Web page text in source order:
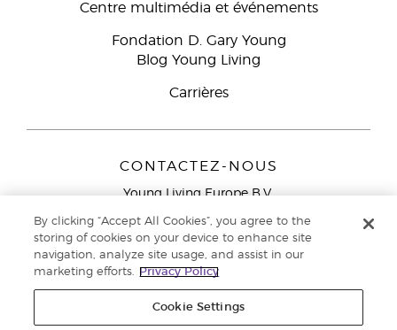
Centre multimédia et événements
Fondation D. Gary Young
Blog Young Living
Carrières
CONTACTEZ-NOUS
Young Living Europe B.V.
9727 AJ Groningen
Service réservé aux Partenaires de la marque
791
By clicking “Accept All Cookies”, you agree to the
storing of cookies on your device to enhance site
navigation, analyze site usage, and assist in our
marketing efforts.
Privacy Policy
Cookie Settings